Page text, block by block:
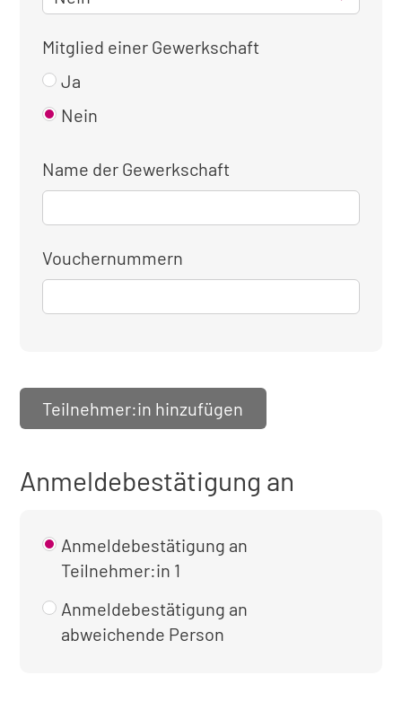
Mitglied einer Gewerkschaft
Ja
Nein
Name der Gewerkschaft
Vouchernummern
Teilnehmer:in hinzufügen
Anmeldebestätigung an
Anmeldebestätigung an
Teilnehmer:in 1
Anmeldebestätigung an
abweichende Person